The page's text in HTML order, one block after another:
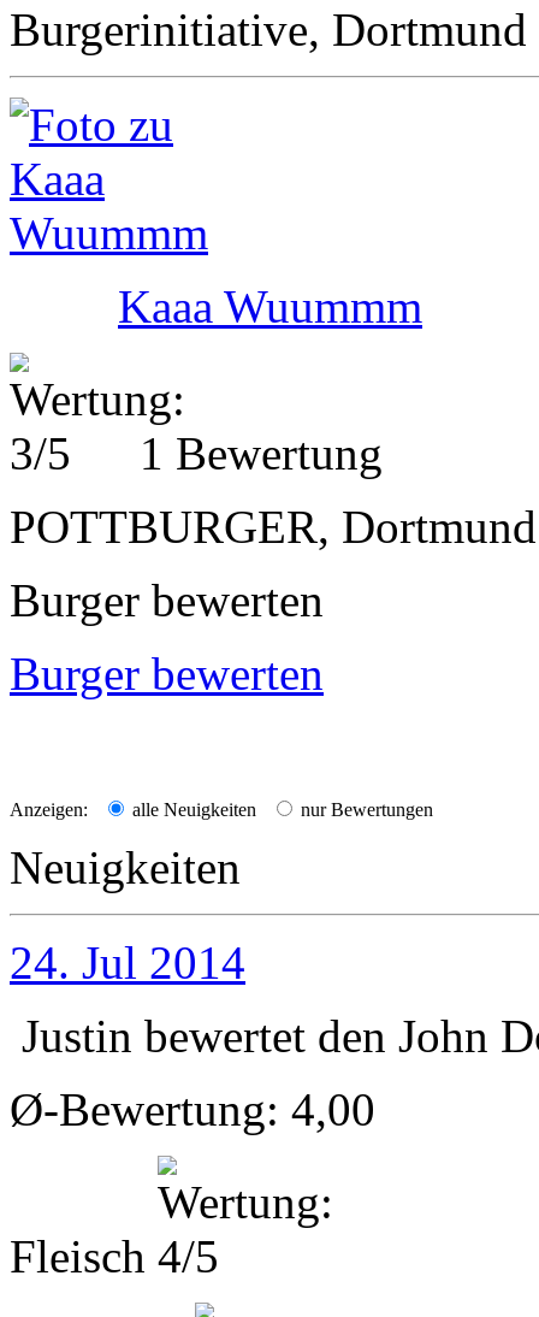
Burgerinitiative, Dortmund
Kaaa Wuummm
1 Bewertung
POTTBURGER, Dortmund
Burger bewerten
Burger bewerten
Anzeigen: alle Neuigkeiten nur Bewertungen
Neuigkeiten
24. Jul 2014
Justin bewertet den John
Ø-Bewertung: 4,00
Fleisch